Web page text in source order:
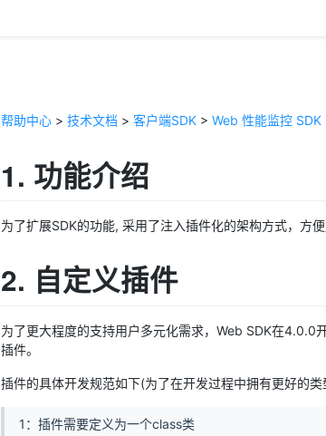
帮助中心 > 技术文档 > 客户端SDK > Web 性能监控 SDK
1. 功能介绍
为了扩展SDK的功能, 采用了注入插件化的架构方式，方便
2. 自定义插件
为了更大程度的支持用户多元化需求，Web SDK在4.0.0
插件。
插件的具体开发规范如下(为了在开发过程中拥有更好的
1：插件需要定义为一个class类